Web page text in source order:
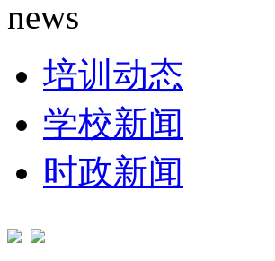
news
培训动态
学校新闻
时政新闻